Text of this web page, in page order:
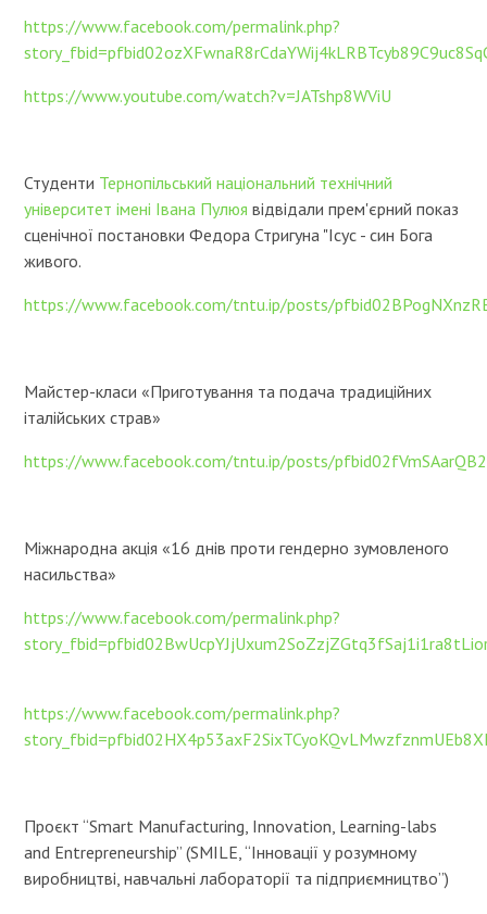
https://www.facebook.com/permalink.php?
https://www.youtube.com/watch?v=JATshp8WViU
Студенти Тернопільський національний технічний
університет імені Івана Пулюя відвідали прем'єрний показ
сценічної постановки Федора Стригуна "Ісус - син Бога
живого.
https://www.facebook.com/tntu.ip/posts/
Майстер-класи «Приготування та подача традиційних
італійських страв»
https://www.facebook.com/tntu.ip/posts/
Міжнародна акція «16 днів проти гендерно зумовленого
насильства»
https://www.facebook.com/permalink.php?
https://www.facebook.com/permalink.php?
Проєкт “Smart Manufacturing, Innovation, Learning-labs
and Entrepreneurship” (SMILE, “Інновації у розумному
виробництві, навчальні лабораторії та підприємництво”)